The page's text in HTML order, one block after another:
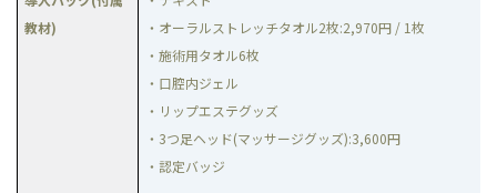
教材)
・オーラルストレッチタオル2枚:2,970円 / 1枚
・施術用タオル6枚
・口腔内ジェル
・リップエステグッズ
・3つ足ヘッド(マッサージグッズ):3,600円
・認定バッジ